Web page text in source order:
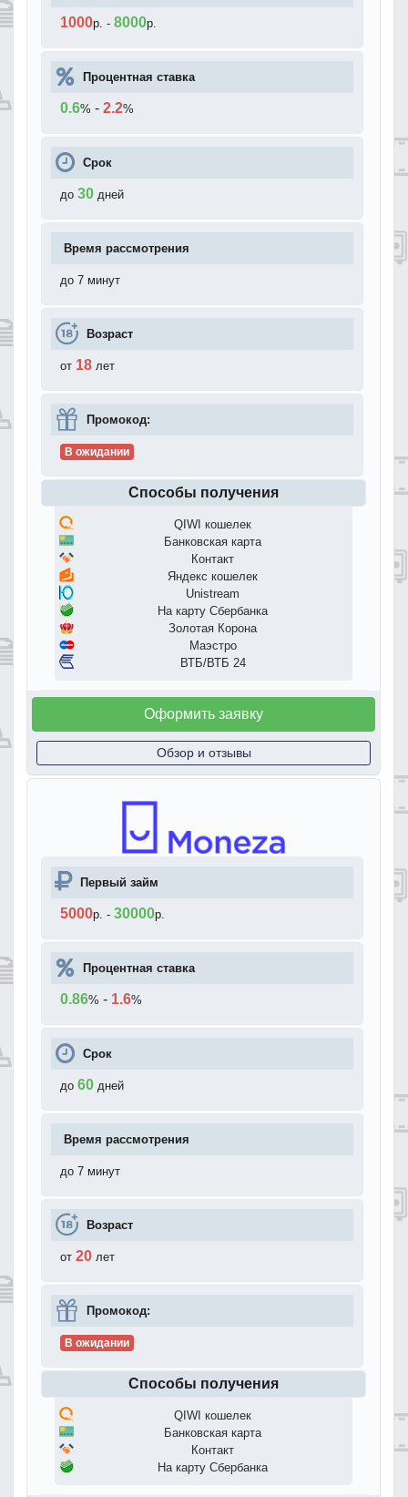
1000р. - 8000р.
Процентная ставка
0.6% - 2.2%
Срок
до 30 дней
Время рассмотрения
до 7 минут
Возраст
от 18 лет
Промокод:
В ожидании
Способы получения
QIWI кошелек
Банковская карта
Контакт
Яндекс кошелек
Unistream
На карту Сбербанка
Золотая Корона
Маэстро
ВТБ/ВТБ 24
Оформить заявку
Обзор и отзывы
Первый займ
5000р. - 30000р.
Процентная ставка
0.86% - 1.6%
Срок
до 60 дней
Время рассмотрения
до 7 минут
Возраст
от 20 лет
Промокод:
В ожидании
Способы получения
QIWI кошелек
Банковская карта
Контакт
На карту Сбербанка